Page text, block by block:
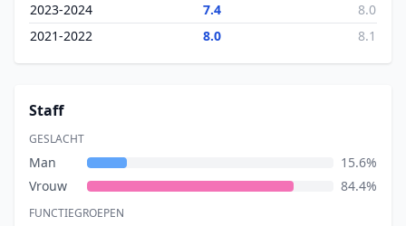
2023-2024 7.4
8.0
2021-2022
8.0 8.1
Staff
GESLACHT
Man
15.6%
Vrouw
84.4%
FUNCTIEGROEPEN